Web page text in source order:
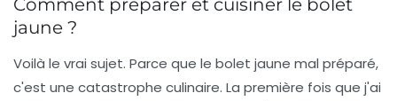
Comment préparer et cuisiner le bolet
jaune ?
Voilà le vrai sujet. Parce que le bolet jaune mal préparé,
c'est une catastrophe culinaire. La première fois que j'ai